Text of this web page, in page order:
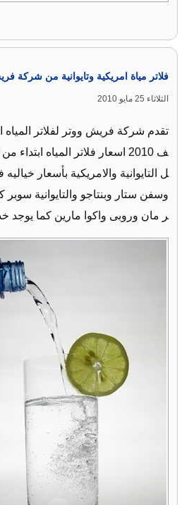
فلاتر مياة امريكية وتايوانية من شركة
الثلاثاء 25 مايو 2010
تقدم شركة فريش ووتر لفلاتر المياه
ل التايوانية والامريكية بأسعار
وسفن ستار وبنتاجو والتايوانية
ر مان وروبى واكوا مارين كما يوجد